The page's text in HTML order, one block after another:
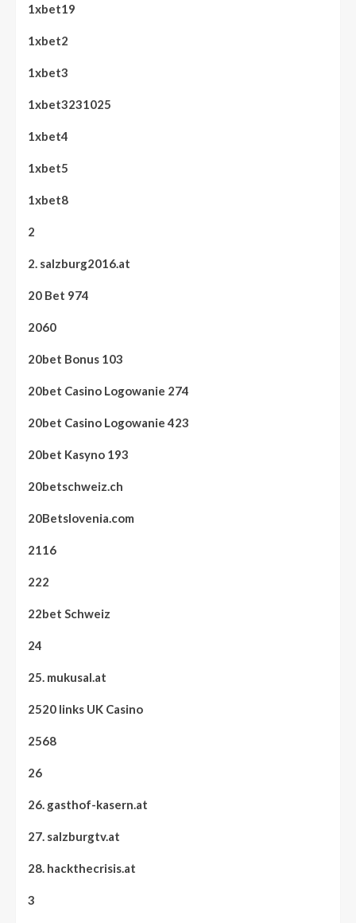
1xbet19
1xbet2
1xbet3
1xbet3231025
1xbet4
1xbet5
1xbet8
2
2. salzburg2016.at
20 Bet 974
2060
20bet Bonus 103
20bet Casino Logowanie 274
20bet Casino Logowanie 423
20bet Kasyno 193
20betschweiz.ch
20Betslovenia.com
2116
222
22bet Schweiz
24
25. mukusal.at
2520 links UK Casino
2568
26
26. gasthof-kasern.at
27. salzburgtv.at
28. hackthecrisis.at
3